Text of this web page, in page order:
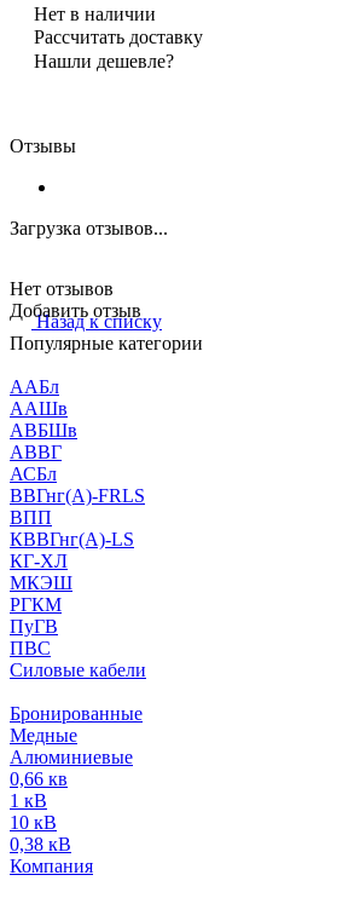
Нет в наличии
Рассчитать доставку
Нашли дешевле?
Отзывы
Загрузка отзывов...
Нет отзывов
Добавить отзыв
Назад к списку
Популярные категории
ААБл
ААШв
АВБШв
АВВГ
АСБл
ВВГнг(А)-FRLS
ВПП
КВВГнг(А)-LS
КГ-ХЛ
МКЭШ
РГКМ
ПуГВ
ПВС
Силовые кабели
Бронированные
Медные
Алюминиевые
0,66 кв
1 кВ
10 кВ
0,38 кВ
Компания